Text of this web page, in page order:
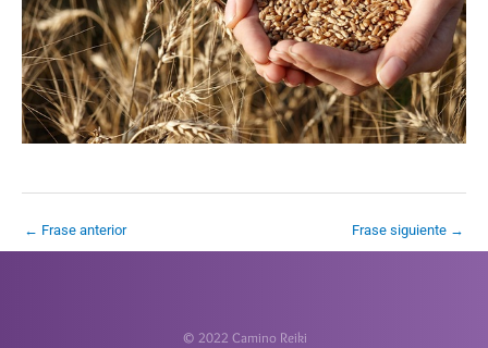
← Frase anterior Frase siguiente →
© 2022 Camino Reiki